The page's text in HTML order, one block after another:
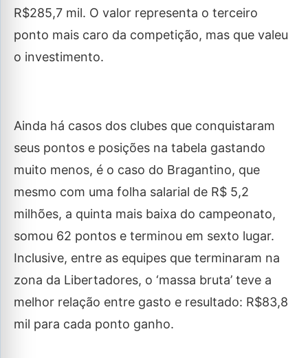
R$285,7 mil. O valor representa o terceiro
ponto mais caro da competição, mas que valeu
o investimento.
Ainda há casos dos clubes que conquistaram
seus pontos e posições na tabela gastando
muito menos, é o caso do Bragantino, que
mesmo com uma folha salarial de R$ 5,2
milhões, a quinta mais baixa do campeonato,
somou 62 pontos e terminou em sexto lugar.
Inclusive, entre as equipes que terminaram na
zona da Libertadores, o ‘massa bruta’ teve a
melhor relação entre gasto e resultado: R$83,8
mil para cada ponto ganho.